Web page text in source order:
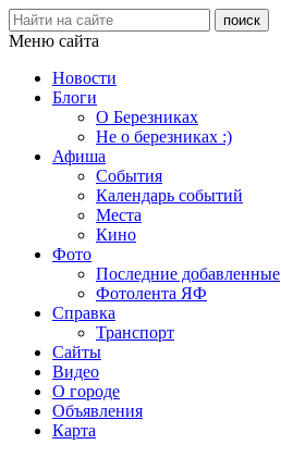
Меню сайта
Новости
Блоги
О Березниках
Не о березниках :)
Афиша
События
Календарь событий
Места
Кино
Фото
Последние добавленные
Фотолента ЯФ
Справка
Транспорт
Сайты
Видео
О городе
Объявления
Карта